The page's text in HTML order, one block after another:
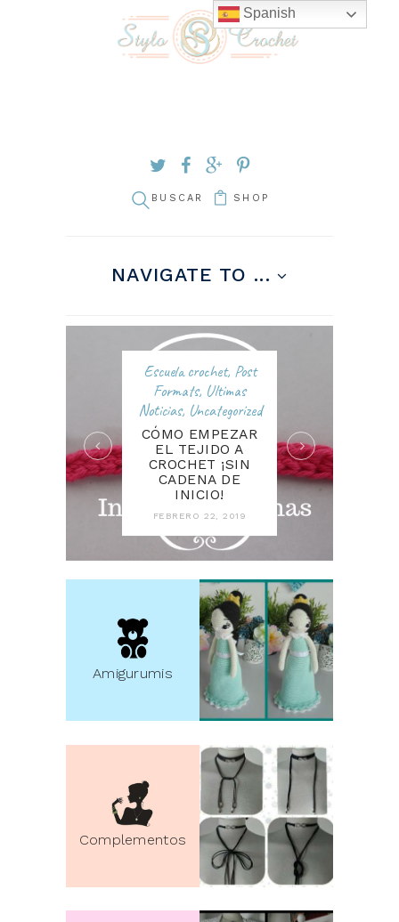
SHOP
NAVIGATE TO ...
Escuela crochet, Post
Formats, Ultimas
Noticias, Uncategorized
CÓMO EMPEZAR
EL TEJIDO A
CROCHET ¡SIN
CADENA DE
INICIO!
FEBRERO 22, 2019
Amigurumis
Complementos
Spanish